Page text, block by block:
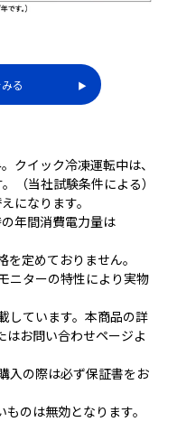
る ▶︎
クイック冷凍運転中は、
（当社試験条件による）
になります。
年間消費電力量は
定めておりません。
ニターの特性により実物
しています。本商品の詳
はお問い合わせページよ
入の際は必ず保証書をお
のは無効となります。